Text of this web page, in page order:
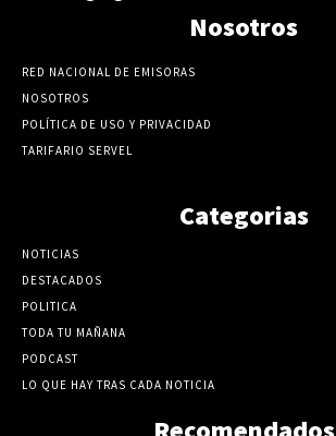
Nosotros
RED NACIONAL DE EMISORAS
NOSOTROS
POLÍTICA DE USO Y PRIVACIDAD
TARIFARIO SERVEL
Categorias
NOTICIAS
DESTACADOS
POLITICA
TODA TU MAÑANA
PODCAST
LO QUE HAY TRAS CADA NOTICIA